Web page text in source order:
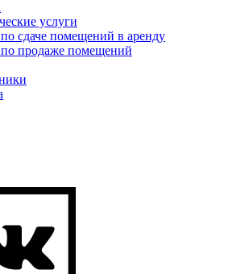
услуги
сдаче помещений в аренду
продаже помещений